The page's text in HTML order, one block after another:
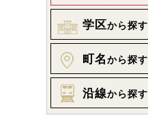
学区から探す
町名から探す
沿線から探す